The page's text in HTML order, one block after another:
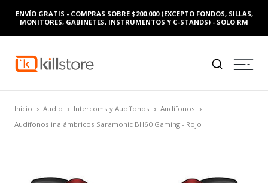
ENVÍO GRATIS - COMPRAS SOBRE $200.000 (EXCEPTO FONDOS, SILLAS,
MONITORES, GABINETES, INSTRUMENTOS Y C-STANDS) - SOLO RM
Inicio Audio Intercoms y Audífonos
Audífonos
Audífonos inalámbricos Saramonic BH60 Gaming - Rojo